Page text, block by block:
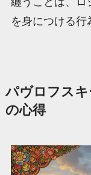
を身につける行
パヴロフスキ
の心得